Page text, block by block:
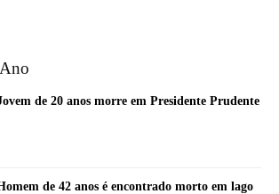
de 20 anos morre em Presidente Prudente
de 42 anos é encontrado morto em lago